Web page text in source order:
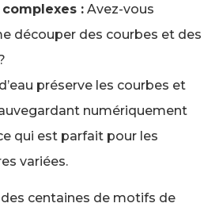
: Avez-vous
découper des courbes et des
préserve les courbes et
numériquement
qui est parfait pour les
variées.
centaines de motifs de